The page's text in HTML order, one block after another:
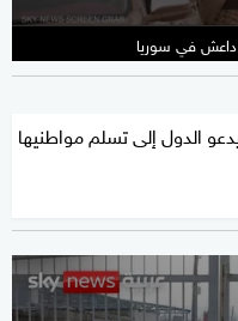
داعش في سوريا
الدول إلى تسلم مواطنيها
seconds